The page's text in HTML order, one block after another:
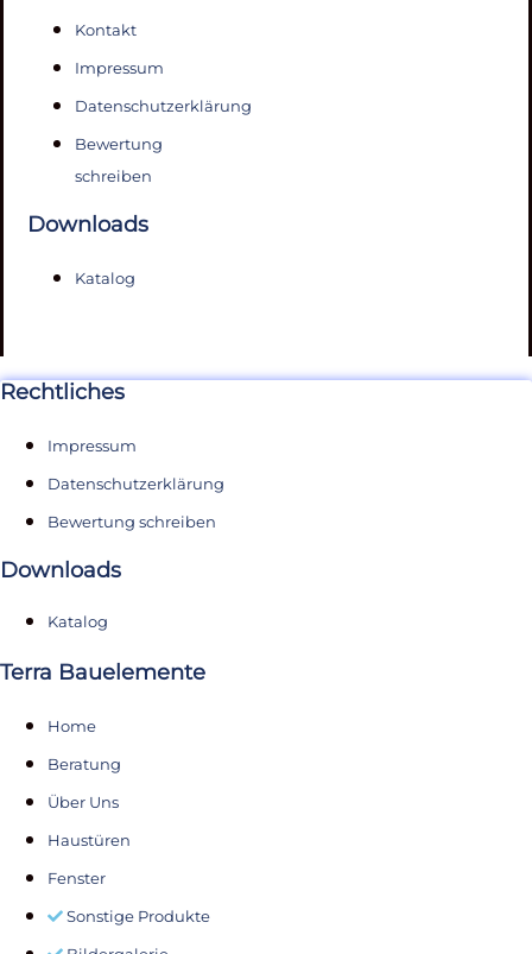
Kontakt
Impressum
Datenschutzerklärung
Bewertung
schreiben
Downloads
Katalog
Rechtliches
Impressum
Datenschutzerklärung
Bewertung schreiben
Downloads
Katalog
Terra Bauelemente
Home
Beratung
Über Uns
Haustüren
Fenster
Sonstige Produkte